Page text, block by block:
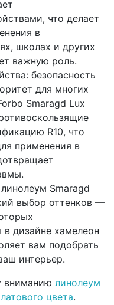
что делает
в
школах и других
важную роль.
безопасность
для многих
Smaragd Lux
R10, что
применения в
Smaragd
выбор оттенков —
в дизайне хамелеон
вам подобрать
интерьер.
вниманию линолеум
цвета.